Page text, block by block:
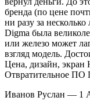
бренда (по цене
ни разу за
Digma была
или железо может
взгляд модель.
Цена, дизайн, экран
Отвратительное ПО
Иванов Руслан — 1